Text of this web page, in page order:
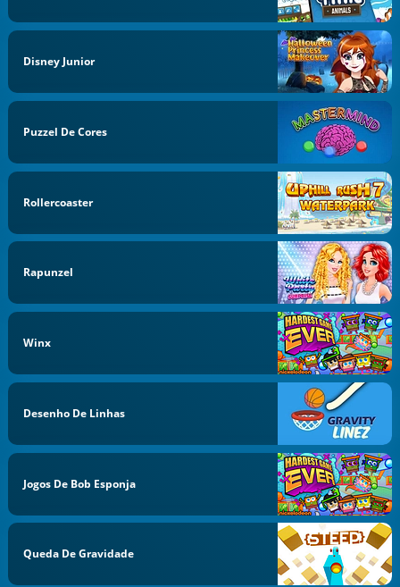
Disney Junior
Puzzel De Cores
Rollercoaster
Rapunzel
Winx
Desenho De Linhas
Jogos De Bob Esponja
Queda De Gravidade